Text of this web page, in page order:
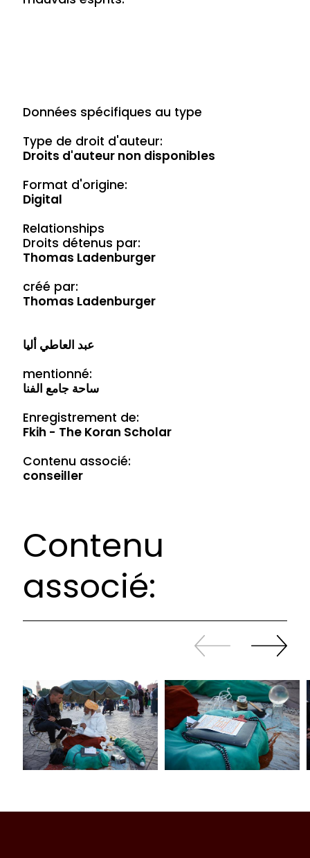
Données spécifiques au type
Type de droit d'auteur:
Droits d'auteur non disponibles
Format d'origine:
Digital
Relationships
Droits détenus par:
Thomas Ladenburger
créé par:
Thomas Ladenburger
عبد العاطي أليا
mentionné:
ساحة جامع الفنا
Enregistrement de:
Fkih - The Koran Scholar
Contenu associé:
conseiller
Contenu
associé:
Revenir
en
continuer